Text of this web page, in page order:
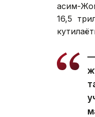
Қасим-
16,5
—